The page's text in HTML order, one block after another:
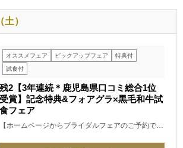
）
オススメフェア ピックアップフェア
特典付
試食付
残2【3年連続＊鹿児島県口コミ総合1位
受賞】記念特典&フォアグラ×黒毛和牛試
食フェア
【ホームページからブライダルフェアのご予約で…